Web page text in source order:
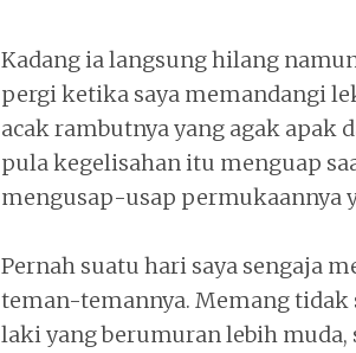
Kadang ia langsung hilang
pergi ketika saya memandangi
acak rambutnya yang agak apak
pula kegelisahan itu menguap
mengusap-usap permukaannya
Pernah suatu hari saya sengaja
teman-temannya. Memang tidak
laki yang berumuran lebih muda,